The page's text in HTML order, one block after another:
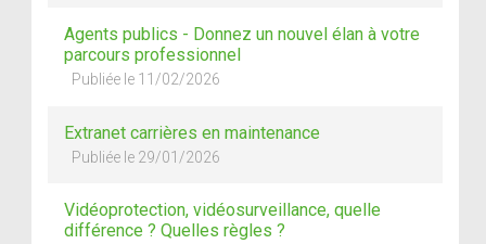
Agents publics - Donnez un nouvel élan à votre
parcours professionnel
Publiée le 11/02/2026
Extranet carrières en maintenance
Publiée le 29/01/2026
Vidéoprotection, vidéosurveillance, quelle
différence ? Quelles règles ?